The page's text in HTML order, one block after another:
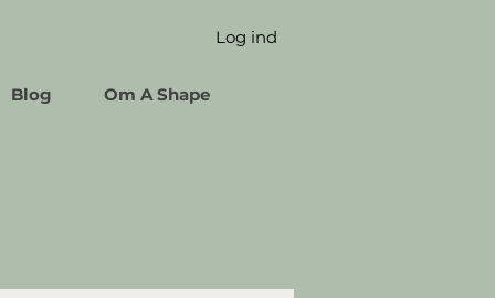
Log ind
Blog Om A Shape